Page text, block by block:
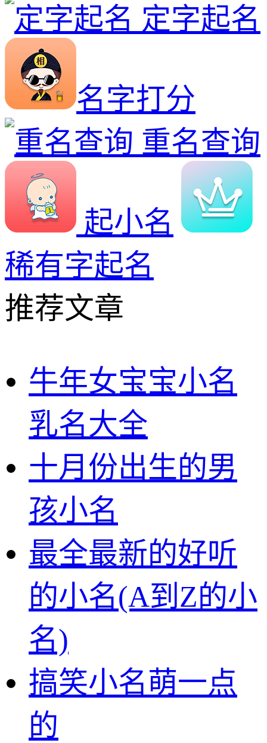
定字起名
名字打分
重名查询
起小名
稀有字起名
推荐文章
牛年女宝宝小名
乳名大全
十月份出生的男
孩小名
最全最新的好听
的小名(A到Z的小
名)
搞笑小名萌一点
的